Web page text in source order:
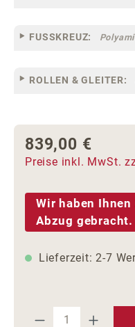
FUSSKREUZ:
ROLLEN & GLEITER:
Regulärer Preis:
839,00 €
Preise inkl. MwSt.
Wir haben
Abzug gebracht.
Lieferzeit: 2-7
Produkt